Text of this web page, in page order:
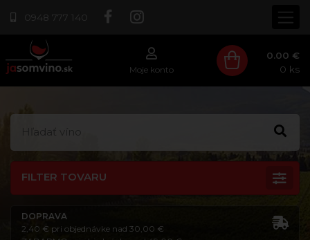
0948 777 140
Moje konto
0.00 €
0 ks
FILTER TOVARU
DOPRAVA
2,40 € pri objednávke nad 30,00 €